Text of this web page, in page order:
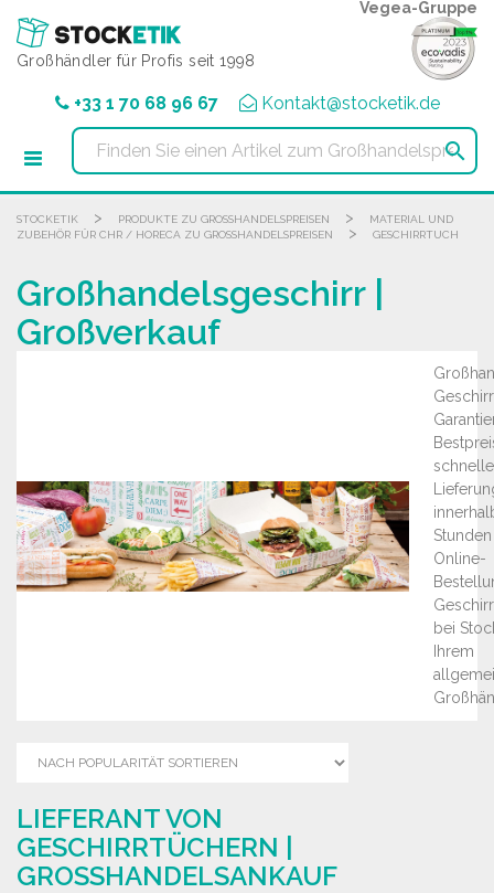
Großhändler für Profis seit 1998
Vegea-Gruppe
+33 1 70 68 96 67 Kontakt@stocketik.de

STOCKETIK > PRODUKTE ZU GROSSHANDELSPREISEN >
MATERIAL UND
ZUBEHÖR FÜR CHR / HORECA ZU GROSSHANDELSPREISEN
> GESCHIRRTUCH
Großhandelsgeschirr |
Großverkauf
schnelle
Online-
bei
Ihrem
LIEFERANT VON
GESCHIRRTÜCHERN |
GROSSHANDELSANKAUF